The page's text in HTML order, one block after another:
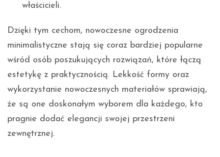
właścicieli.
Dzięki tym cechom, nowoczesne ogrodzenia
minimalistyczne stają się coraz bardziej popularne
wśród osób poszukujących rozwiązań, które łączą
estetykę z praktycznością. Lekkość formy oraz
wykorzystanie nowoczesnych materiałów sprawiają,
że są one doskonałym wyborem dla każdego, kto
pragnie dodać elegancji swojej przestrzeni
zewnętrznej.